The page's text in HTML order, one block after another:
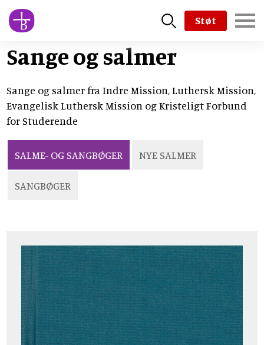
Skip
to
content
Støt
Sange og salmer
Sange og salmer fra Indre Mission, Luthersk Mission,
Evangelisk Luthersk Mission og Kristeligt Forbund
for Studerende
SALME- OG SANGBØGER NYE SALMER
SANGBØGER